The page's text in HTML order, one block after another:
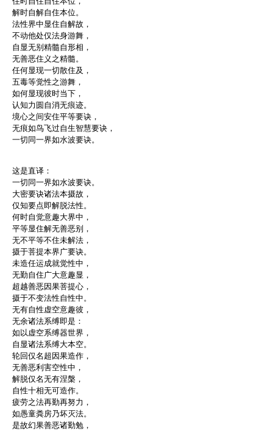
解时自解自住本位。
法性界中显住自解故，
不动他处仅法身游舞，
自显无别精髓自形相，
无善恶住义之精髓。
任何显现一切散住及，
五毒等觉性之游舞，
如何显现彼时当下，
认知力圆自消无痕迹。
境心之间安住平等要诀，
无痕如鸟飞过自生智慧要诀，
一切同一界如水波要诀。
这是直译：
一切同一界如水波要诀。
大密要诀诸法本摄故，
仅知要点即解脱法性。
何时自觉意趣大界中，
平等显住解无善恶别，
无不平等不住未解法，
摄于菩提本界广要诀。
未造任运成就觉性中，
无勤自住广大意趣显，
超越善恶因果菩提心，
摄于不变法性自性中。
无有自性虚空意趣彼，
无余诸法系缚即是：
如以虚空系缚器世界，
自显诸法系缚大本空。
轮回仅名超因果造作，
无善恶利害空性中，
解脱仅名无有涅槃，
自性十相无可造作。
疲劳之法再勤再努力，
如愚童粪房乃坏灭法。
是故幻果善恶诸勤勉，